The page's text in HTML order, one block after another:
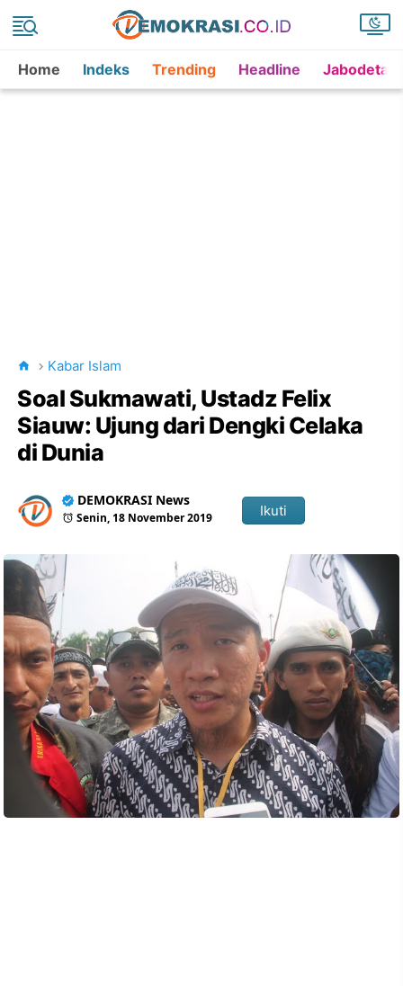
Home Indeks Trending Headline
Kabar Islam
Soal Sukmawati, Ustadz Felix
Siauw: Ujung dari Dengki Celaka
di Dunia
DEMOKRASI News
Senin, 18 November 2019 Ikuti